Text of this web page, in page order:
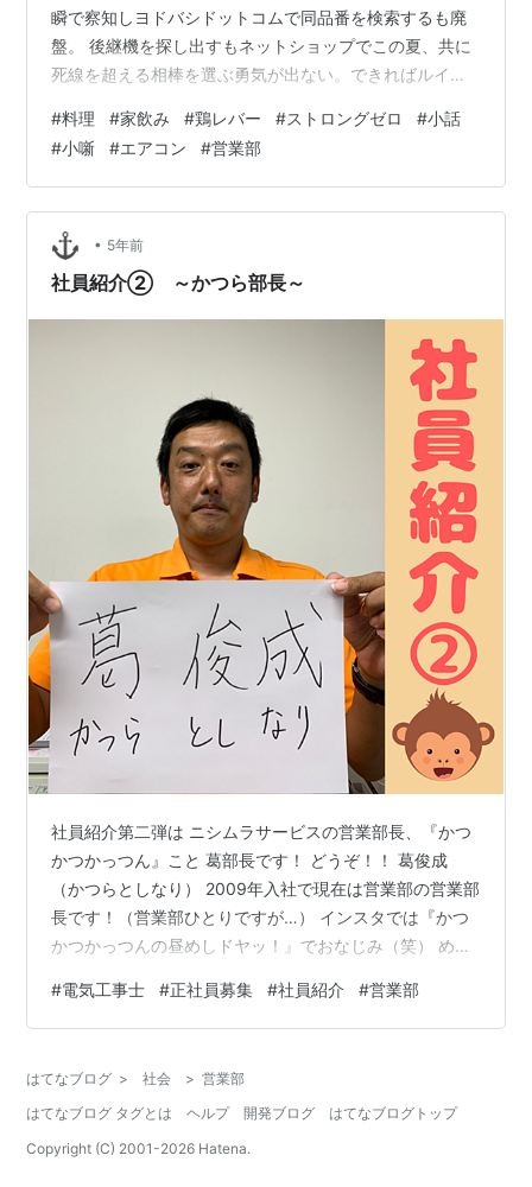
瞬で察知しヨドバシドットコムで同品番を検索するも廃
盤。 後継機を探し出すもネットショップでこの夏、共に
死線を超える相棒を選ぶ勇気が出ない。できればルイー
光る汗、しめるシャツ、黒ずむ襟。誰よりも汗かく自分
を見て、いつもより洗濯に時間がかかる未来が見えた
よ。 外国の人からも日本の夏が一番暑い、ってよく聞く
けどまさかここで味わうことになるとは。なによりまだ
夏じゃないという事実で背筋が凍る。本当に凍ってくれ
たら涼しいのにな。 なんて考えながら息も絶…
#料理 #家飲み #鶏レバー #ストロングゼロ #小話
#小噺 #エアコン #営業部
• 5年前
社員紹介② ～かつら部長～
社員紹介第二弾は ニシムラサービスの営業部長、『かつ
かつかっつん』こと 葛部長です！ どうぞ！！ 葛俊成
（かつらとしなり） 2009年入社で現在は営業部の営業部
長です！（営業部ひとりですが…） インスタでは『かつ
かつかっつんの昼めしドヤッ！』でおなじみ（笑） めち
だいたい司会者 営業ですが、現場にも行きます！ そし
て、、、、、 早々に疲れます。。。（ディスってはいま
も、 とりあえず葛さんに相談するかっ！ってなります！
ニシムラサービスでは、そんな葛部長を支える営業部員
を募集しておりますっ！！ …
#電気工事士 #正社員募集 #社員紹介 #営業部
はてなブログ > 社会 > 営業部
はてなブログ タグとは
ヘルプ 開発ブログ
はてなブログトップ
Copyright (C) 2001-2026 Hatena.